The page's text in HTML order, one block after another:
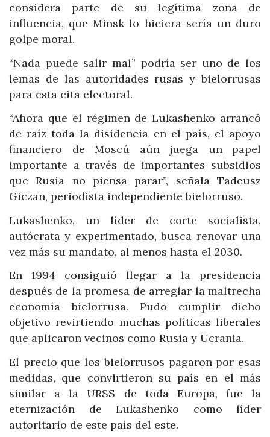
considera parte de su legítima zona de
influencia, que Minsk lo hiciera sería un duro
golpe moral.
“Nada puede salir mal” podría ser uno de los
lemas de las autoridades rusas y bielorrusas
para esta cita electoral.
“Ahora que el régimen de Lukashenko arrancó
de raíz toda la disidencia en el país, el apoyo
financiero de Moscú aún juega un papel
importante a través de importantes subsidios
que Rusia no piensa parar”, señala Tadeusz
Giczan, periodista independiente bielorruso.
Lukashenko, un líder de corte socialista,
autócrata y experimentado, busca renovar una
vez más su mandato, al menos hasta el 2030.
En 1994 consiguió llegar a la presidencia
después de la promesa de arreglar la maltrecha
economía bielorrusa. Pudo cumplir dicho
objetivo revirtiendo muchas políticas liberales
que aplicaron vecinos como Rusia y Ucrania.
El precio que los bielorrusos pagaron por esas
medidas, que convirtieron su país en el más
similar a la URSS de toda Europa, fue la
eternización de Lukashenko como líder
autoritario de este país del este.